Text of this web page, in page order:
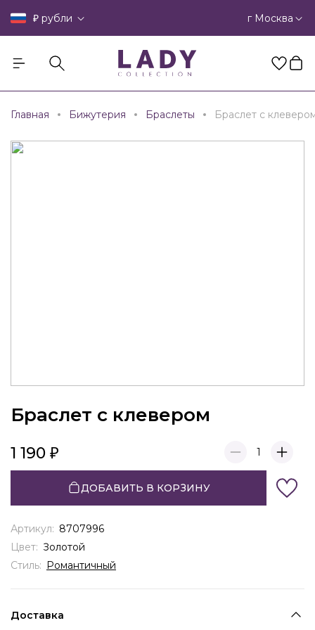
₽ рубли г Москва
Главная Бижутерия Браслеты Браслет с
Браслет с клевером
1 190 1
ДОБАВИТЬ В КОРЗИНУ
Артикул: 8707996
Цвет: Золотой
Стиль: Романтичный
Доставка